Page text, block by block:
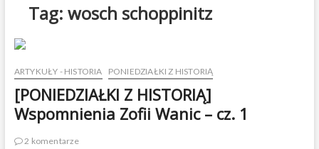
Tag: wosch schoppinitz
ARTYKUŁY - HISTORIA PONIEDZIAŁKI Z HISTORIĄ
[PONIEDZIAŁKI Z HISTORIĄ]
Wspomnienia Zofii Wanic – cz. 1
2 komentarze